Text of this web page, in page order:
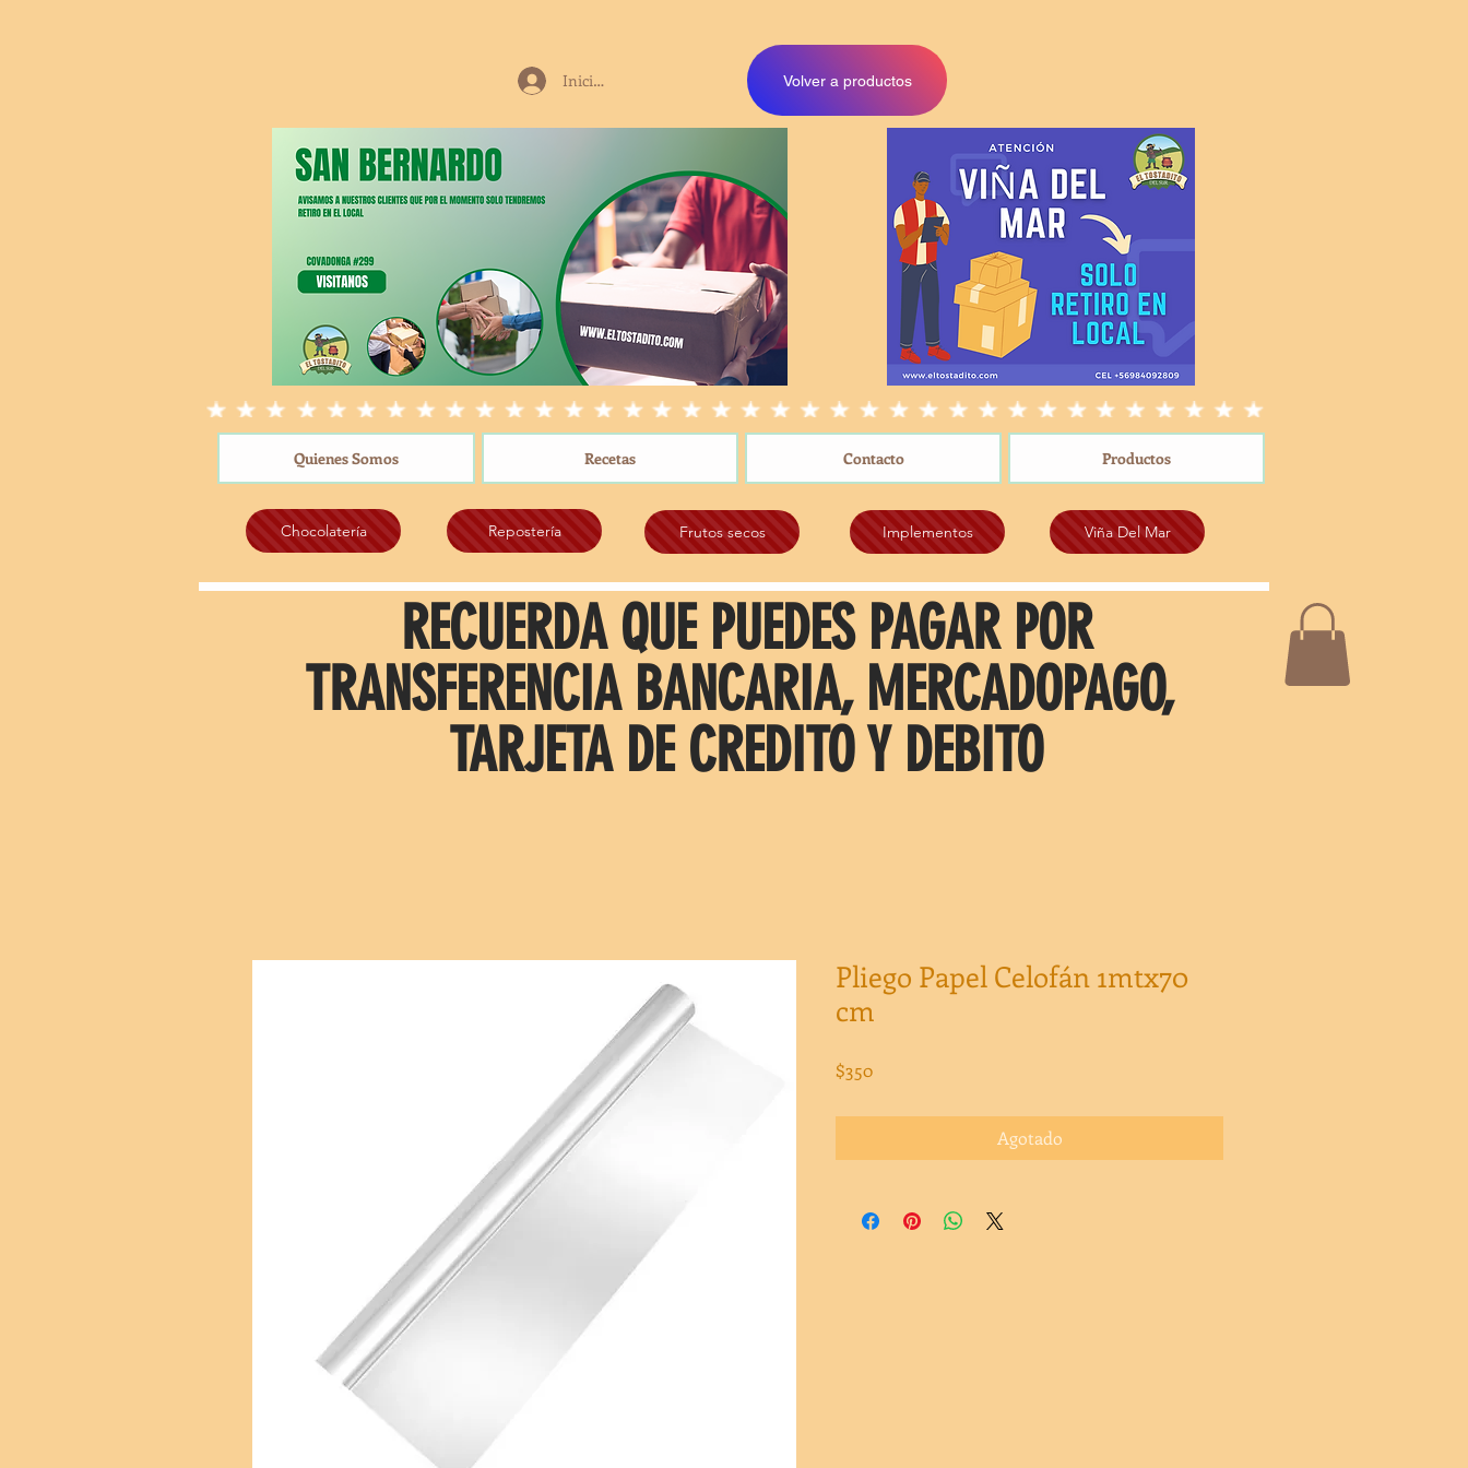
Iniciar sesión Volver a productos
Quienes Somos Recetas Contacto Productos
Chocolatería Repostería Frutos secos Implementos Viña Del Mar
RECUERDA QUE PUEDES PAGAR POR
TRANSFERENCIA BANCARIA, MERCADOPAGO,
TARJETA DE CREDITO Y DEBITO
Pliego Papel Celofán 1mtx70
cm
$350Precio
Agotado